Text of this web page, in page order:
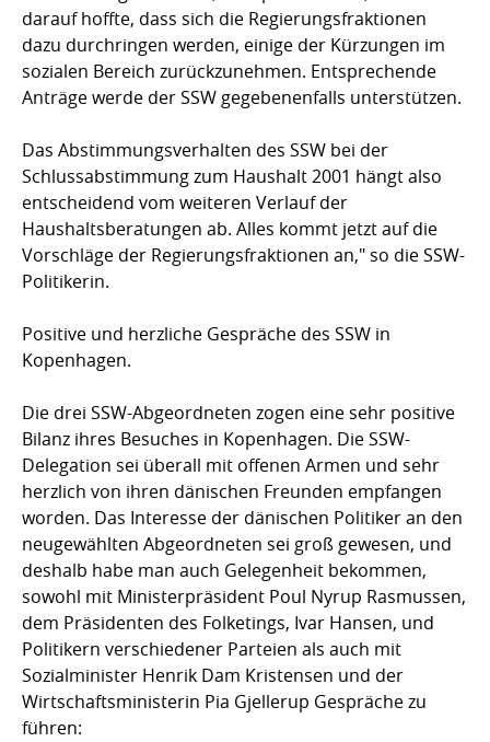
darauf hoffte, dass sich die Regierungsfraktionen
dazu durchringen werden, einige der Kürzungen im
sozialen Bereich zurückzunehmen. Entsprechende
Anträge werde der SSW gegebenenfalls unterstützen.
Das Abstimmungsverhalten des SSW bei der
Schlussabstimmung zum Haushalt 2001 hängt also
entscheidend vom weiteren Verlauf der
Haushaltsberatungen ab. Alles kommt jetzt auf die
Vorschläge der Regierungsfraktionen an," so die SSW-
Politikerin.
Positive und herzliche Gespräche des SSW in
Kopenhagen.
Die drei SSW-Abgeordneten zogen eine sehr positive
Bilanz ihres Besuches in Kopenhagen. Die SSW-
Delegation sei überall mit offenen Armen und sehr
herzlich von ihren dänischen Freunden empfangen
worden. Das Interesse der dänischen Politiker an den
neugewählten Abgeordneten sei groß gewesen, und
deshalb habe man auch Gelegenheit bekommen,
sowohl mit Ministerpräsident Poul Nyrup Rasmussen,
dem Präsidenten des Folketings, Ivar Hansen, und
Politikern verschiedener Parteien als auch mit
Sozialminister Henrik Dam Kristensen und der
Wirtschaftsministerin Pia Gjellerup Gespräche zu
führen: